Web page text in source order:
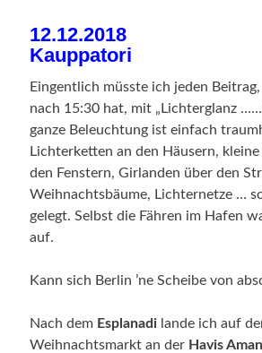
12.12.2018
Kauppatori
Eingentlich müsste ich jeden
nach 15:30 hat, mit „Lichterglanz
ganze Beleuchtung ist einfach
Lichterketten an den Häusern,
den Fenstern, Girlanden über den
Weihnachtsbäume, Lichternetze …
gelegt. Selbst die Fähren im Hafen
auf.
Kann sich Berlin ’ne Scheibe von
Nach dem Esplanadilande ich auf
Weihnachtsmarkt an der Havis